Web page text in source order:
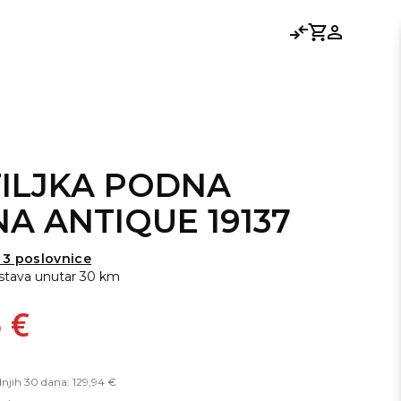
Usporedi
Košarica
Prijavi se
PODNA
ANTIQUE 19137
poslovnice
unutar 30 km
€
30 dana: 129,94 €